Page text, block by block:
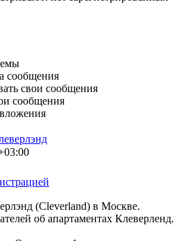
сообщения
свои сообщения
сообщения
(Cleverland) в Москве.
об апартаментах Клеверленд.